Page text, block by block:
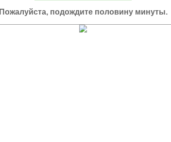
Пожалуйста, подождите половину минуты.